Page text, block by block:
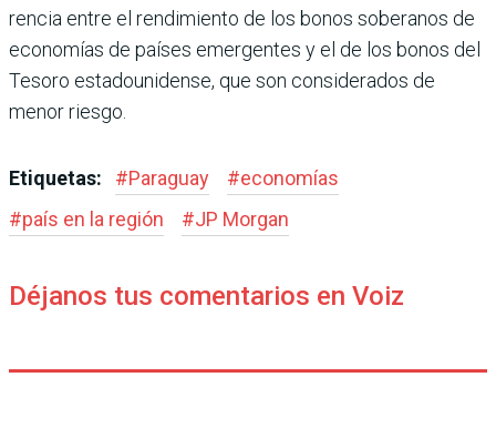
rencia entre el rendimiento de los bonos soberanos de
econo­mías de países emergentes y el de los bonos del
Tesoro esta­dounidense, que son conside­rados de
menor riesgo.
Etiquetas: #Paraguay #economías
#país en la región #JP Morgan
Déjanos tus comentarios en Voiz